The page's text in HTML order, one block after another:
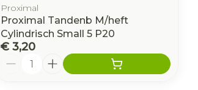
Proximal
Proximal Tandenb M/heft
Cylindrisch Small 5 P20
€ 3,20
Aantal